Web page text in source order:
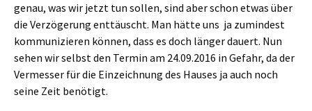
genau, was wir jetzt tun sollen, sind aber schon etwas über
die Verzögerung enttäuscht. Man hätte uns ja zumindest
kommunizieren können, dass es doch länger dauert. Nun
sehen wir selbst den Termin am 24.09.2016 in Gefahr, da der
Vermesser für die Einzeichnung des Hauses ja auch noch
seine Zeit benötigt.